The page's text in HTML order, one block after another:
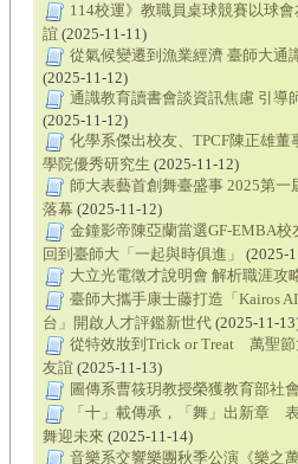
114校運》教職員桌球競賽以球
誼 (2025-11-11)
從氣候變遷到漁業經濟 臺師大通
(2025-11-12)
通識教育讀書會談資訊焦慮 引導
(2025-11-12)
化學系傑出校友、TPCF陳正雄董
學院優秀研究生 (2025-11-12)
師大表藝首創舞臺盛事 2025第
落幕 (2025-11-12)
金鐘影帝陳亞蘭當選GF-EMBA
回到臺師大「一起與時俱進」
(2025-
大立光電徵才說明會 解析職涯攻
臺師大攜手康士藤打造「Kairos
台」開啟人才評鑑新世代 (2025-11-
從特效妝到Trick or Treat 萬聖
友誼 (2025-11-13)
圖傳系曹筱玥教授榮獲教育部社
「十」載傳承，「舞」出新章
舞迎未來 (2025-11-14)
音樂系交響樂團秋季公演《樂之